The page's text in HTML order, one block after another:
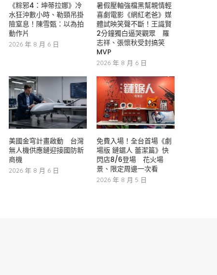
《粽邪4：坤蒂拉娜》冷
水狂沖數小時、勒頸吊掛
險窒息！陳雪甄：以為拍
動作片
2026 年 8 月 6 日
暑假壓軸強檔黑幫親情輕
喜劇電影《網紅老爸》媒
體試映笑聲不斷！王識賢
2分鐘獨白逼哭觀眾 羅
志祥、張懷秋受封搞笑
MVP
2026 年 8 月 6 日
美國金穹計畫啟動 台灣
無人機供應鏈迎接國防新
商機
2026 年 8 月 6 日
免費入場！全台首場《劇
場版 鏈鋸人 蕾潔篇》快
閃店8/6登場 花火場
景、限定周邊一次看
2026 年 8 月 5 日